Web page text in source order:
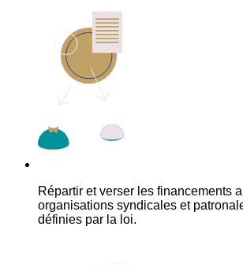
Répartir et verser les financements
organisations syndicales et
définies par la loi.